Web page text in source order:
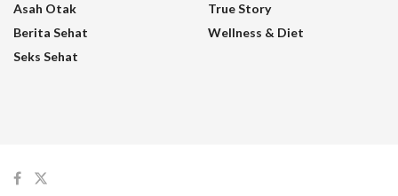
Asah Otak
Berita Sehat
Seks Sehat
True Story
Wellness & Diet